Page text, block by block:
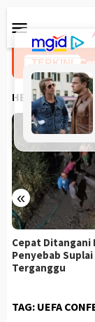
ke
kontenMobile
TERKINI
HEADLINES
«
Gunakan Tiga
Helikopter
Aceh Tengah
TAG: UEFA